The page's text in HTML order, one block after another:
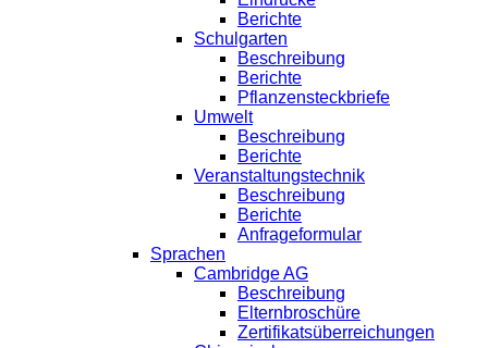
Berichte
Schulgarten
Beschreibung
Berichte
Pflanzensteckbriefe
Umwelt
Beschreibung
Berichte
Veranstaltungstechnik
Beschreibung
Berichte
Anfrageformular
Sprachen
Cambridge AG
Beschreibung
Elternbroschüre
Zertifikatsüberreichungen